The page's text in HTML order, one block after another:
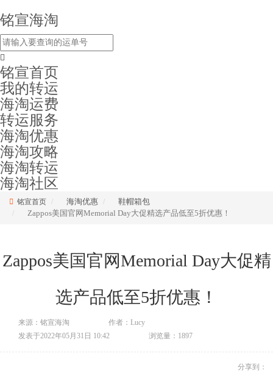
铭宣海淘
铭宣首页
我的转运
海淘运费
转运服务
海淘优惠
海淘攻略
海淘转运
海淘社区
铭宣首页 海淘优惠
鞋帽箱包
Zappos美国官网Memorial Day大促精选产品低至5折优惠！
Zappos美国官网Memorial Day大促精
选产品低至5折优惠！
来源：铭宣海淘
作者：Lucy
发表于2022年05月31日 10:42
浏览量：1897
分享到：